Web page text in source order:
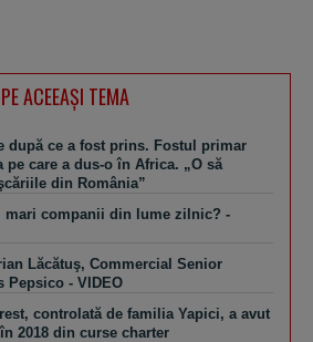
PE ACEEAŞI TEMA
după ce a fost prins. Fostul primar
pe care a dus-o în Africa. „O să
din România”
mari companii din lume zilnic? -
Lăcătuş, Commercial Senior
Pepsico - VIDEO
controlată de familia Yapici, a avut
2018 din curse charter